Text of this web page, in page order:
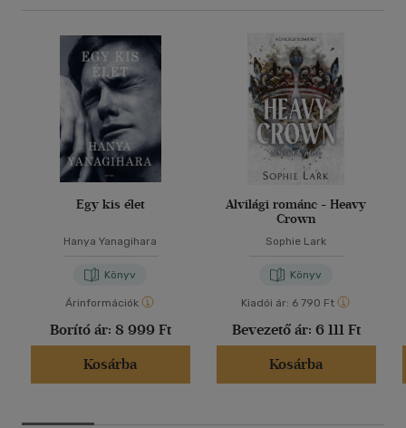
Egy kis élet
Hanya Yanagihara
Könyv
Árinformációk
Borító ár: 8 999 Ft
Kosárba
Alvilági románc - Heavy
Crown
Sophie Lark
Könyv
Kiadói ár: 6 790 Ft
Bevezető ár: 6 111 Ft
Kosárba